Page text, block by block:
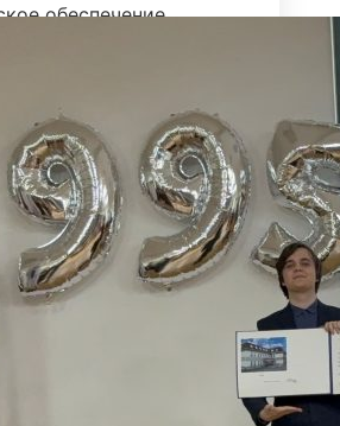
обеспечение
практик
ДЛЯ АБИТУРИЕНТОВ
ОБРАЗОВАНИЕ